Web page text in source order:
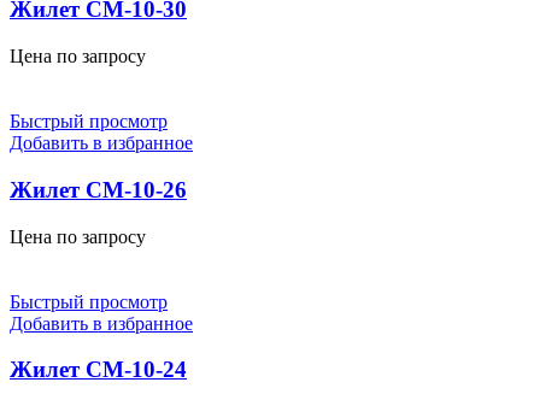
Жилет СМ-10-30
Цена по запросу
Быстрый просмотр
Добавить в избранное
Жилет СМ-10-26
Цена по запросу
Быстрый просмотр
Добавить в избранное
Жилет СМ-10-24